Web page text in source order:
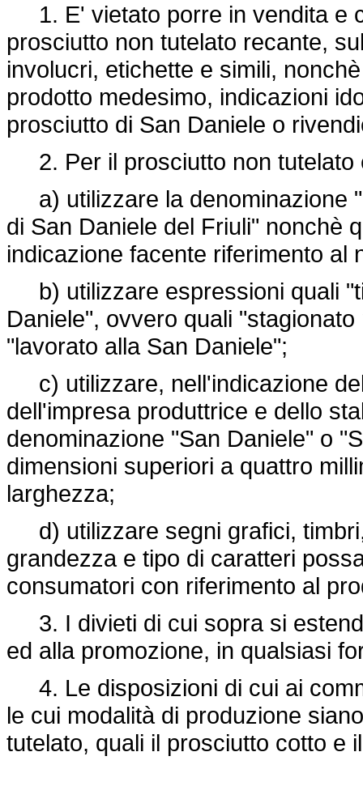
1. E' vietato porre in vendita e
prosciutto non tutelato recante,
involucri, etichette e simili,
prodotto medesimo, indicazioni
prosciutto di San Daniele o
2. Per il prosciutto non tutelato
a) utilizzare la denominazione
di San Daniele del Friuli" nonchè
indicazione facente riferimento al
b) utilizzare espressioni quali
Daniele", ovvero quali
"lavorato alla San Daniele";
c) utilizzare, nell'indicazione
dell'impresa produttrice e dello
denominazione "San Daniele" o
dimensioni superiori a quattro
larghezza;
d) utilizzare segni grafici,
grandezza e tipo di caratteri
consumatori con riferimento al
3. I divieti di cui sopra si
ed alla promozione, in qualsiasi
4. Le disposizioni di cui ai
le cui modalità di produzione
tutelato, quali il prosciutto cotto e